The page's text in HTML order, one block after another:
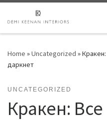
Skip to content
Home »Uncategorized »
даркнет
UNCATEGORIZED
Кракен: